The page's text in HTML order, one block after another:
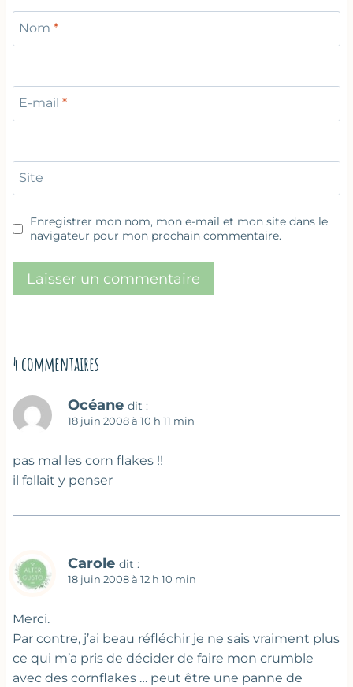
Nom *
E-mail *
Site
Enregistrer mon nom, mon e-mail et mon site dans le
navigateur pour mon prochain commentaire.
4 commentaires
Océane dit :
18 juin 2008 à 10 h 11 min
pas mal les corn flakes !!
il fallait y penser
Carole dit :
18 juin 2008 à 12 h 10 min
Merci.
Par contre, j’ai beau réfléchir je ne sais vraiment plus
ce qui m’a pris de décider de faire mon crumble
avec des cornflakes … peut être une panne de